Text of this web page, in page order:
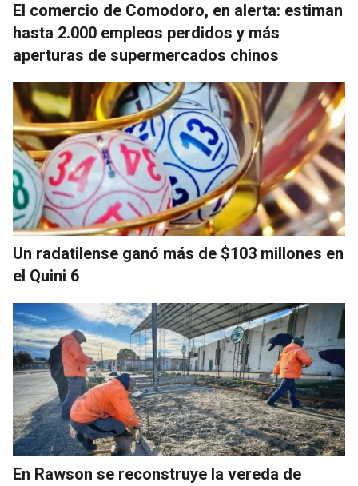
El comercio de Comodoro, en alerta: estiman
hasta 2.000 empleos perdidos y más
aperturas de supermercados chinos
Un radatilense ganó más de $103 millones en
el Quini 6
En Rawson se reconstruye la vereda de